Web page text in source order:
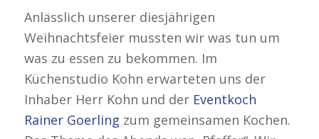
Anlässlich unserer diesjährigen
Weihnachtsfeier mussten wir was tun um
was zu essen zu bekommen. Im
Küchenstudio Kohn erwarteten uns der
Inhaber Herr Kohn und der Eventkoch
Rainer Goerling zum gemeinsamen Kochen.